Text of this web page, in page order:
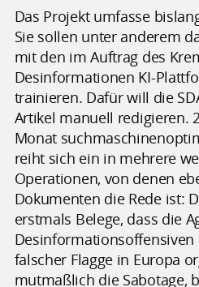
Das Projekt umfasse
Sie sollen unter anderem
mit den im Auftrag des
Desinformationen KI-
trainieren. Dafür will die
Artikel manuell redigieren.
Monat
reiht sich ein in mehrere
Operationen, von denen
Dokumenten die Rede ist:
erstmals Belege, dass die
falscher Flagge in Europa
mutmaßlich die Sabotage,